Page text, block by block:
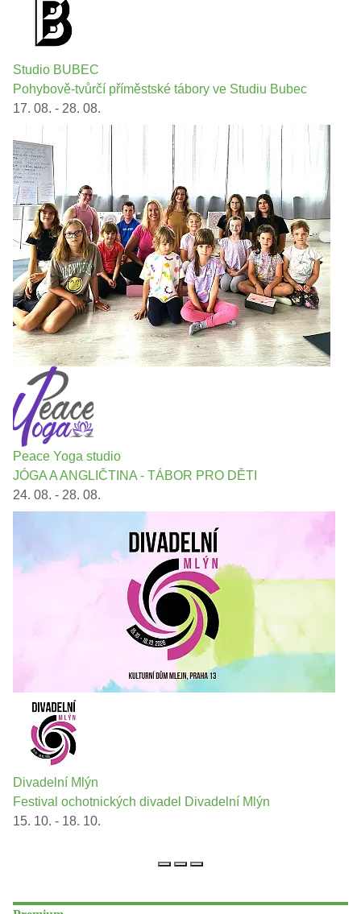
Studio BUBEC
Pohybově-tvůrčí příměstské tábory ve Studiu Bubec
17. 08. - 28. 08.
Peace Yoga studio
JÓGA A ANGLIČTINA - TÁBOR PRO DĚTI
24. 08. - 28. 08.
Divadelní Mlýn
Festival ochotnických divadel Divadelní Mlýn
15. 10. - 18. 10.